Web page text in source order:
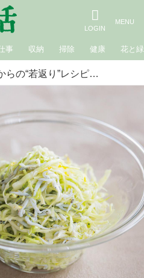
事 収納 掃除 健康 花と緑
40歳からの“若返り”レシピ「しらすキャベツのレモンあえ」のつくり方。レモンの酸味と生キャベツの食感がポイント／真藤舞衣子さん｜9月のおすすめ記事